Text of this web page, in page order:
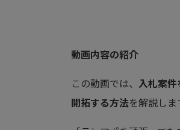
動画内容の紹介
この動画では、 入札案
開拓する方法を解説しま